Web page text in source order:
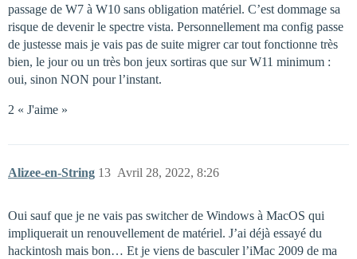
passage de W7 à W10 sans obligation matériel. C’est dommage sa
risque de devenir le spectre vista. Personnellement ma config passe
de justesse mais je vais pas de suite migrer car tout fonctionne très
bien, le jour ou un très bon jeux sortiras que sur W11 minimum :
oui, sinon NON pour l’instant.
2 « J'aime »
Alizee-en-String Avril 28, 2022, 8:26
13
Oui sauf que je ne vais pas switcher de Windows à MacOS qui
impliquerait un renouvellement de matériel. J’ai déjà essayé du
hackintosh mais bon… Et je viens de basculer l’iMac 2009 de ma